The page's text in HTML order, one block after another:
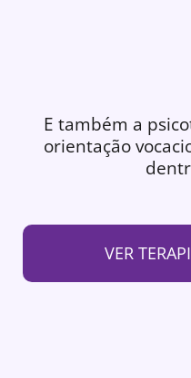
E também a
orientação
VER